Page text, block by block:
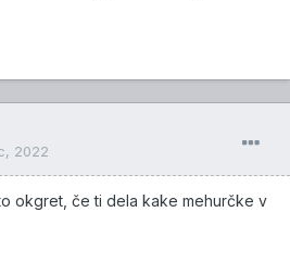
2022
okgret, če ti dela kake mehurčke v